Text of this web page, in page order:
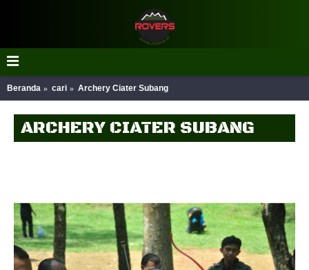
Beranda cari Archery Ciater Subang
ARCHERY CIATER SUBANG